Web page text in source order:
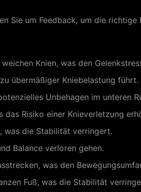
Sie um Feedback, um die
Knien, was den
übermäßiger Kniebelastung führt.
Unbehagen im unteren
das Risiko einer Knieverletzung
was die Stabilität verringert.
Balance verloren gehen.
was den
Fuß, was die Stabilität